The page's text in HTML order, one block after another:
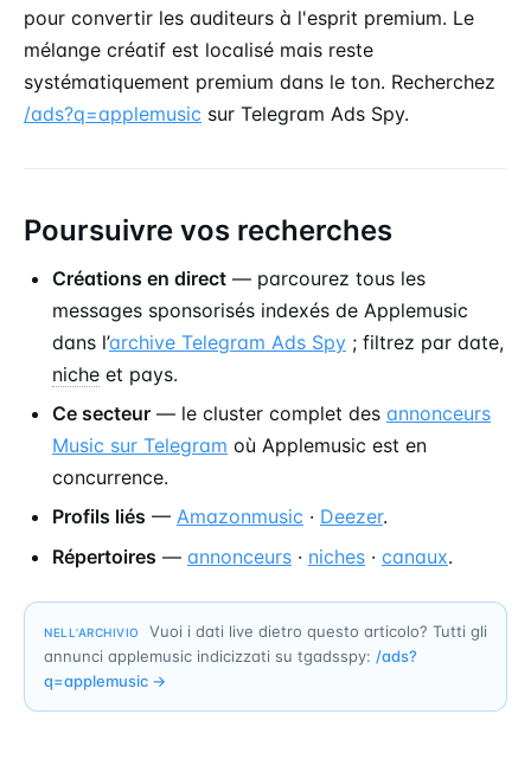
pour convertir les auditeurs à l'esprit premium. Le
mélange créatif est localisé mais reste
systématiquement premium dans le ton. Recherchez
/ads?q=applemusic sur Telegram Ads Spy.
Poursuivre vos recherches
Créations en direct — parcourez tous les
messages sponsorisés indexés de Applemusic
dans l’archive Telegram Ads Spy ; filtrez par date,
niche et pays.
Ce secteur — le cluster complet des annonceurs
Music sur Telegram où Applemusic est en
concurrence.
Profils liés — Amazonmusic · Deezer.
Répertoires — annonceurs · niches · canaux.
NELL’ARCHIVIO
Vuoi i dati live dietro questo articolo? Tutti gli
annunci applemusic indicizzati su tgadsspy: /ads?
q=applemusic →